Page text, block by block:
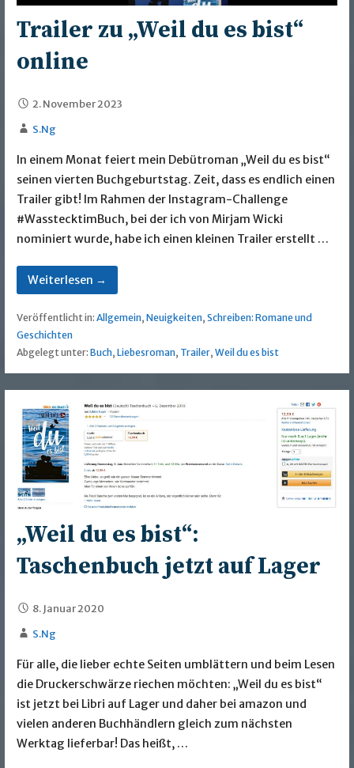
Trailer zu „Weil du es bist“
online
2. November 2023
S.Ng
In einem Monat feiert mein Debütroman „Weil du es bist“
seinen vierten Buchgeburtstag. Zeit, dass es endlich einen
Trailer gibt! Im Rahmen der Instagram-Challenge
#WasstecktimBuch, bei der ich von Mirjam Wicki
nominiert wurde, habe ich einen kleinen Trailer erstellt …
Weiterlesen →
Veröffentlicht in: Allgemein, Neuigkeiten, Schreiben: Romane und
Geschichten
Abgelegt unter: Buch, Liebesroman, Trailer, Weil du es bist
„Weil du es bist“:
Taschenbuch jetzt auf Lager
8. Januar 2020
S.Ng
Für alle, die lieber echte Seiten umblättern und beim Lesen
die Druckerschwärze riechen möchten: „Weil du es bist“
ist jetzt bei Libri auf Lager und daher bei amazon und
vielen anderen Buchhändlern gleich zum nächsten
Werktag lieferbar! Das heißt, …